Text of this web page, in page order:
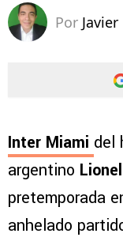
Por
Inter Miami del
argentino
pretemporada
anhelado